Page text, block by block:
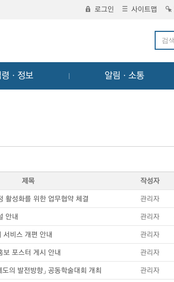
로그인 사이트맵
령ㆍ정보 알림ㆍ소통
제목 작성자
활성화를 위한 업무협약 체결 관리자
안내 관리자
서비스 개편 안내 관리자
보 포스터 게시 안내 관리자
의 발전방향」 공동학술대회 개최 관리자